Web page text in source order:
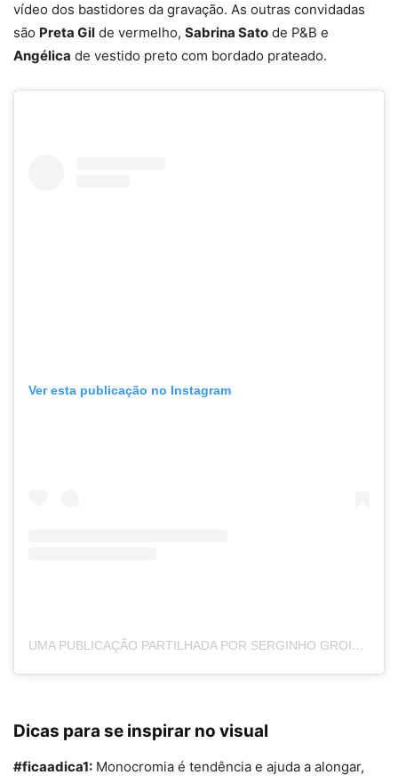
vídeo dos bastidores da gravação. As outras convidadas
são Preta Gil de vermelho, Sabrina Sato de P&B e
Angélica de vestido preto com bordado prateado.
Ver esta publicação no Instagram
UMA PUBLICAÇÃO PARTILHADA POR SERGINHO GROISMAN (@SERGINHOGROISMAN)
Dicas para se inspirar no visual
#ficaadica1: Monocromia é tendência e ajuda a alongar,